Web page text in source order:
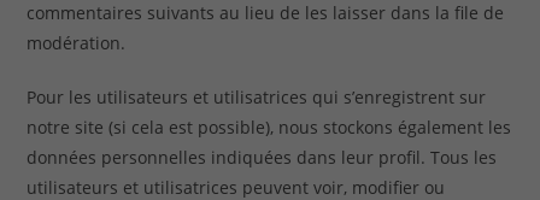
commentaires suivants au lieu de les laisser dans la file de
modération.
Pour les utilisateurs et utilisatrices qui s’enregistrent sur
notre site (si cela est possible), nous stockons également les
données personnelles indiquées dans leur profil. Tous les
utilisateurs et utilisatrices peuvent voir, modifier ou